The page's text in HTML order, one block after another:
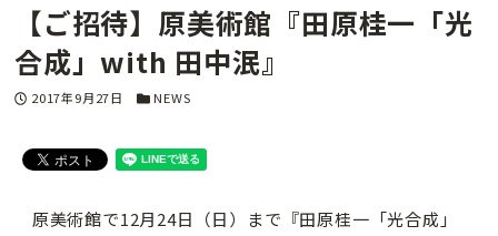
【ご招待】原美術館『田原桂一「光
合成」with 田中泯』
投稿日
2017年9月27日 カテゴリー
NEWS
原美術館で12月24日（日）まで『田原桂一「光合成」